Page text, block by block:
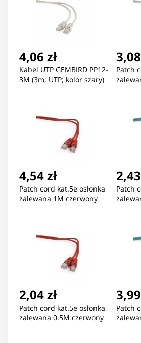
4,06 zł
Kabel UTP GEMBIRD PP12-
3M (3m; UTP; kolor szary)
Patch
4,54 zł
Patch cord kat.5e osłonka
zalewana 1M czerwony
Patch
2,04 zł
Patch cord kat.5e osłonka
zalewana 0.5M czerwony
Patch